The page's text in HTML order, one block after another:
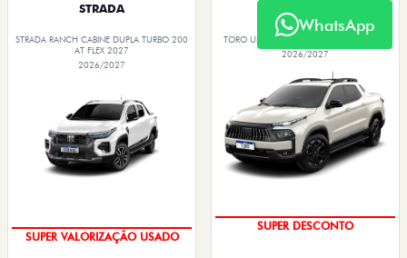
STRADA
STRADA RANCH CABINE DUPLA TURBO 200
AT FLEX 2027
2026/2027
TORO ULTRA MHEV FLEX T270 AT6 2027
2026/2027
SUPER DESCONTO
WhatsApp